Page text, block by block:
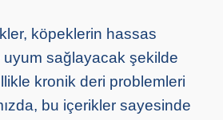
köpeklerin hassas
sağlayacak şekilde
kronik deri problemleri
bu içerikler sayesinde